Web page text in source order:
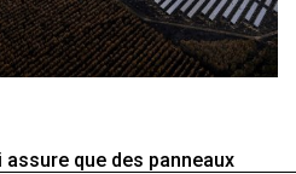
que des panneaux